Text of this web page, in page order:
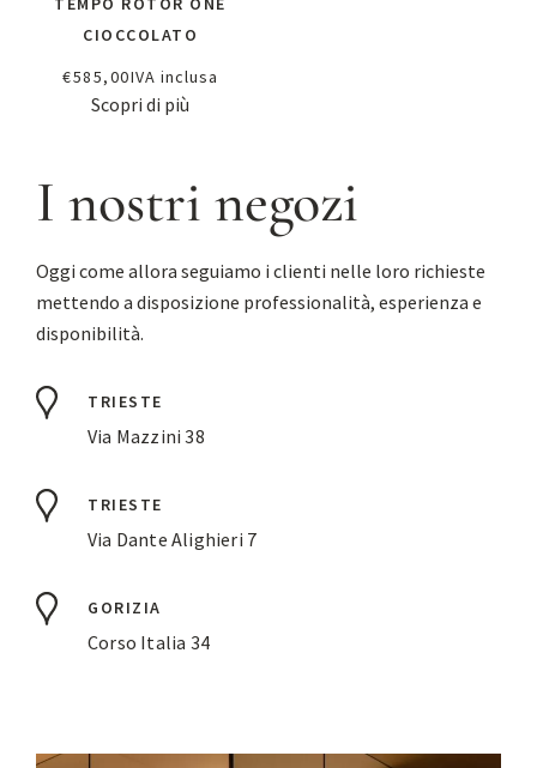
CIOCCOLATO
€585,00IVA inclusa
Scopri di più
I nostri negozi
Oggi come allora seguiamo i clienti nelle loro richieste
mettendo a disposizione professionalità, esperienza e
disponibilità.
TRIESTE
Via Mazzini 38
TRIESTE
Via Dante Alighieri 7
GORIZIA
Corso Italia 34